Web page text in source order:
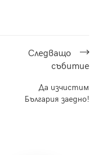
Следващo
събитие
Да изчистим
България заедно!